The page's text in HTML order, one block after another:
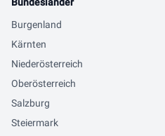
Burgenland
Kärnten
Niederösterreich
Oberösterreich
Salzburg
Steiermark